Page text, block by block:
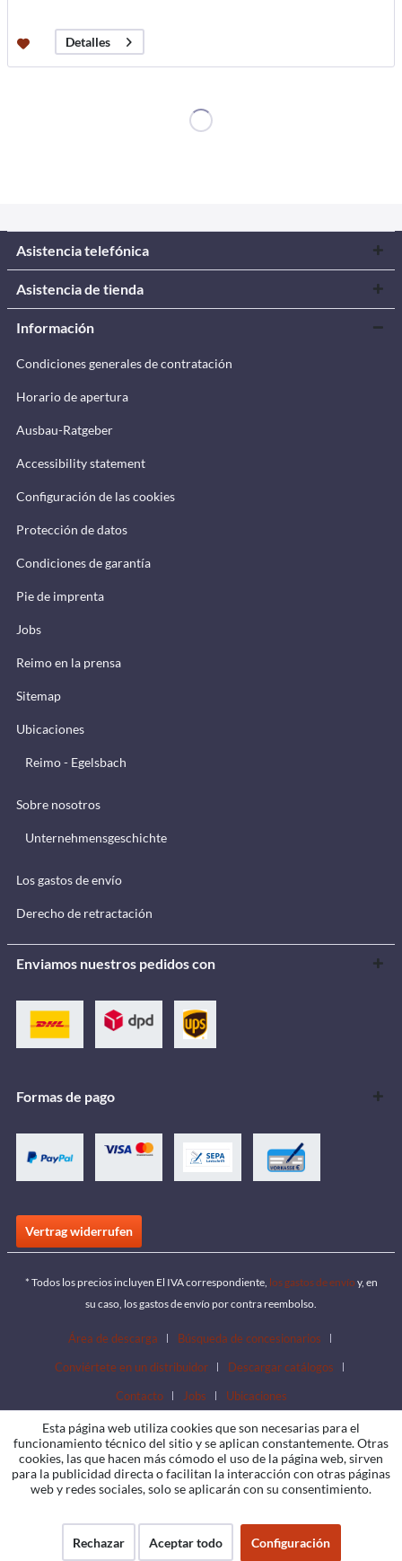
Detalles
Asistencia telefónica
Asistencia de tienda
Información
Condiciones generales de contratación
Horario de apertura
Ausbau-Ratgeber
Accessibility statement
Configuración de las cookies
Protección de datos
Condiciones de garantía
Pie de imprenta
Jobs
Reimo en la prensa
Sitemap
Ubicaciones
Reimo - Egelsbach
Sobre nosotros
Unternehmensgeschichte
Los gastos de envío
Derecho de retractación
Enviamos nuestros pedidos con
Formas de pago
Vertrag widerrufen
* Todos los precios incluyen El IVA correspondiente, los gastos de envío y, en
su caso, los gastos de envío por contra reembolso.
Área de descarga
Búsqueda de concesionarios
Conviértete en un distribuidor
Descargar catálogos
Contacto
Jobs Ubicaciones
Esta página web utiliza cookies que son necesarias para el
funcionamiento técnico del sitio y se aplican constantemente. Otras
cookies, las que hacen más cómodo el uso de la página web, sirven
para la publicidad directa o facilitan la interacción con otras páginas
web y redes sociales, solo se aplicarán con su consentimiento.
Rechazar Aceptar todo Configuración